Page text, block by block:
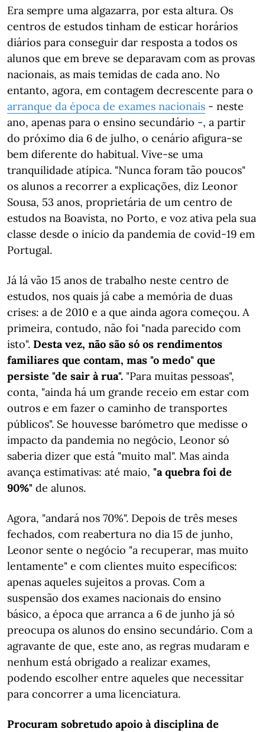
Era sempre uma algazarra, por esta altura. Os
centros de estudos tinham de esticar horários
diários para conseguir dar resposta a todos os
alunos que em breve se deparavam com as provas
nacionais, as mais temidas de cada ano. No
entanto, agora, em contagem decrescente para o
arranque da época de exames nacionais - neste
ano, apenas para o ensino secundário -, a partir
do próximo dia 6 de julho, o cenário afigura-se
bem diferente do habitual. Vive-se uma
tranquilidade atípica. "Nunca foram tão poucos"
os alunos a recorrer a explicações, diz Leonor
Sousa, 53 anos, proprietária de um centro de
estudos na Boavista, no Porto, e voz ativa pela sua
classe desde o início da pandemia de covid-19 em
Portugal.
Já lá vão 15 anos de trabalho neste centro de
estudos, nos quais já cabe a memória de duas
crises: a de 2010 e a que ainda agora começou. A
primeira, contudo, não foi "nada parecido com
isto". Desta vez, não são só os rendimentos
familiares que contam, mas "o medo" que
persiste "de sair à rua". "Para muitas pessoas",
conta, "ainda há um grande receio em estar com
outros e em fazer o caminho de transportes
públicos". Se houvesse barómetro que medisse o
impacto da pandemia no negócio, Leonor só
saberia dizer que está "muito mal". Mas ainda
avança estimativas: até maio, "a quebra foi de
90%" de alunos.
Agora, "andará nos 70%". Depois de três meses
fechados, com reabertura no dia 15 de junho,
Leonor sente o negócio "a recuperar, mas muito
lentamente" e com clientes muito específicos:
apenas aqueles sujeitos a provas. Com a
suspensão dos exames nacionais do ensino
básico, a época que arranca a 6 de junho já só
preocupa os alunos do ensino secundário. Com a
agravante de que, este ano, as regras mudaram e
nenhum está obrigado a realizar exames,
podendo escolher entre aqueles que necessitar
para concorrer a uma licenciatura.
Procuram sobretudo apoio à disciplina de